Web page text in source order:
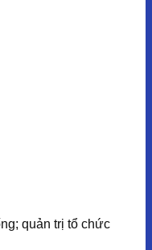
quản trị tổ chức